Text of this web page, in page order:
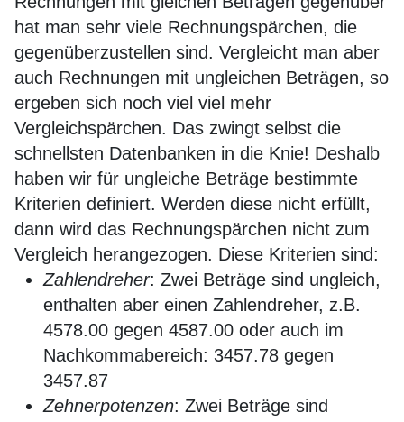
hat man sehr viele Rechnungspärchen, die
gegenüberzustellen sind. Vergleicht man aber
auch Rechnungen mit ungleichen Beträgen, so
ergeben sich noch viel viel mehr
Vergleichspärchen. Das zwingt selbst die
schnellsten Datenbanken in die Knie! Deshalb
haben wir für ungleiche Beträge bestimmte
Kriterien definiert. Werden diese nicht erfüllt,
dann wird das Rechnungspärchen nicht zum
Vergleich herangezogen. Diese Kriterien sind:
Zahlendreher: Zwei Beträge sind ungleich,
enthalten aber einen Zahlendreher, z.B.
4578.00 gegen 4587.00 oder auch im
Nachkommabereich: 3457.78 gegen
3457.87
Zehnerpotenzen: Zwei Beträge sind